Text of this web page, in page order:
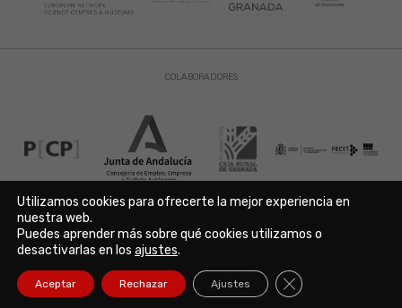
COLABORADORES
Aviso Legal | Política de Privacidad | Política de Cookies
Copyright © 2021. Parque de las Ciencias. Avda. de la Ciencia s/n
18006 Granada. España. Telf.: 958 131 900. Todos los derechos
reservados./
Utilizamos cookies para ofrecerte la mejor experiencia en
nuestra web.
Puedes aprender más sobre qué cookies utilizamos o
desactivarlas en los ajustes.
Aceptar Rechazar Ajustes Cerrar el banner de